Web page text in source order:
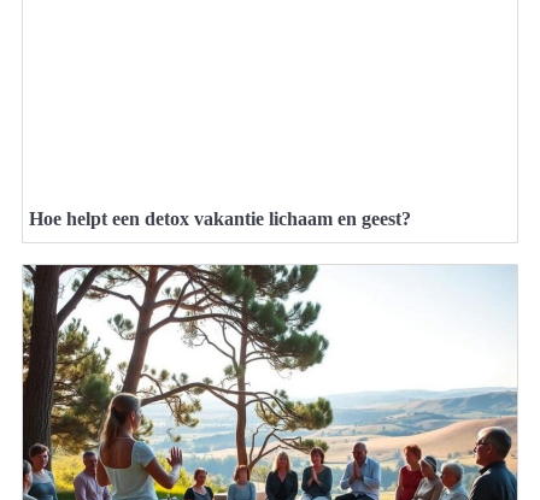
Hoe helpt een detox vakantie lichaam en geest?